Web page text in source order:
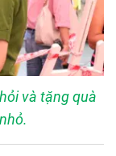
và tặng quà